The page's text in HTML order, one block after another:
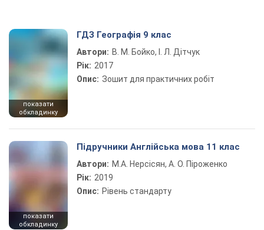
показати
обкладинку
ГДЗ Географія 9 клас
Автори: В. М. Бойко, І. Л. Дітчук
Рік: 2017
Опис: Зошит для практичних робіт
показати
обкладинку
Підручники Англійська мова 11 клас
Автори: М.А. Нерсісян, А. О. Піроженко
Рік: 2019
Опис: Рівень стандарту